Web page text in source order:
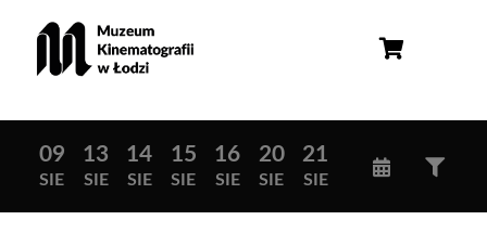
09
SIE
13
SIE
14
SIE
15
SIE
16
SIE
20
SIE
21
SIE